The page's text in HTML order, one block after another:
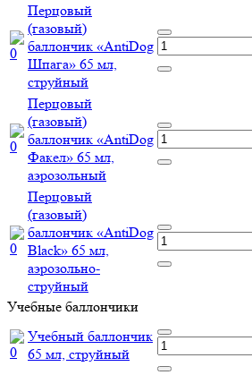
Перцовый
(газовый)
баллончик «AntiDog
Шпага» 65 мл,
струйный
Перцовый
(газовый)
баллончик «AntiDog
Факел» 65 мл,
аэрозольный
Перцовый
(газовый)
баллончик «AntiDog
Black» 65 мл,
аэрозольно-
струйный
Учебные баллончики
Учебный баллончик
65 мл, струйный